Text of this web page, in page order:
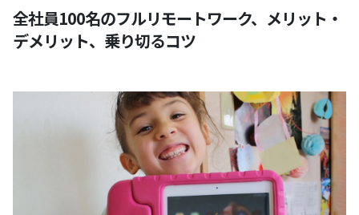
全社員100名のフルリモートワーク、メリット・
デメリット、乗り切るコツ